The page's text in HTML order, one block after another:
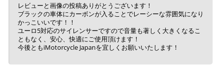
レビューと画像の投稿ありがとうございます！
ブラックの車体にカーボンが入ることでレーシーな雰囲気になり
かっこいいです！！
ユーロ5対応のサイレンサーですので音量も著しく大きくなるこ
ともなく、安心、快適にご使用頂けます！
今後ともiMotorcycle Japanを宜しくお願いいたします！